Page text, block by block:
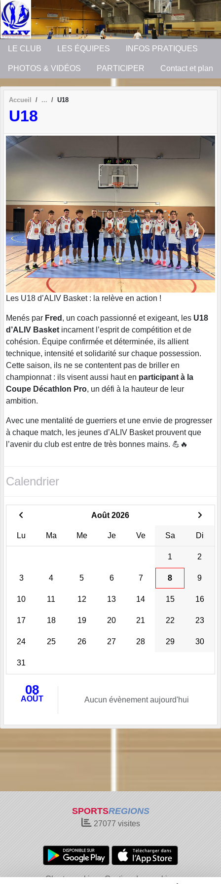
LE CLUB LES ÉQUIPES INFOS PRATIQUES
PHOTOS & VIDÉOS PARTICIPER Contact et plan
Accueil U18
U18
Les U18 d’ALIV Basket : la relève en action !
Menés par Fred , un coach passionné et exigeant, les U18
d’ALIV Basket incarnent l’esprit de compétition et de
cohésion. Équipe confirmée et déterminée, ils allient
technique, intensité et solidarité sur chaque possession.
Cette saison, ils ne se contentent pas de briller en
championnat : ils visent aussi haut en participant à la
Coupe Décathlon Pro, un défi à la hauteur de leur
ambition.
Avec une mentalité de guerriers et une envie de progresser
à chaque match, les jeunes d’ALIV Basket prouvent que
l’avenir du club est entre de très bonnes mains. 💪🔥
Calendrier
Août 2026
Lu Ma Me Je Ve Sa Di
1 2
3 4 5 6 7 8 9
10 11 12 13 14 15 16
17 18 19 20 21 22 23
24 25 26 27 28 29 30
31
08
AOÛT Aucun évènement aujourd'hui
SPORTSREGIONS
27077 visites
Charte cookies Gestion des cookies
Panneau de gestion des cookies